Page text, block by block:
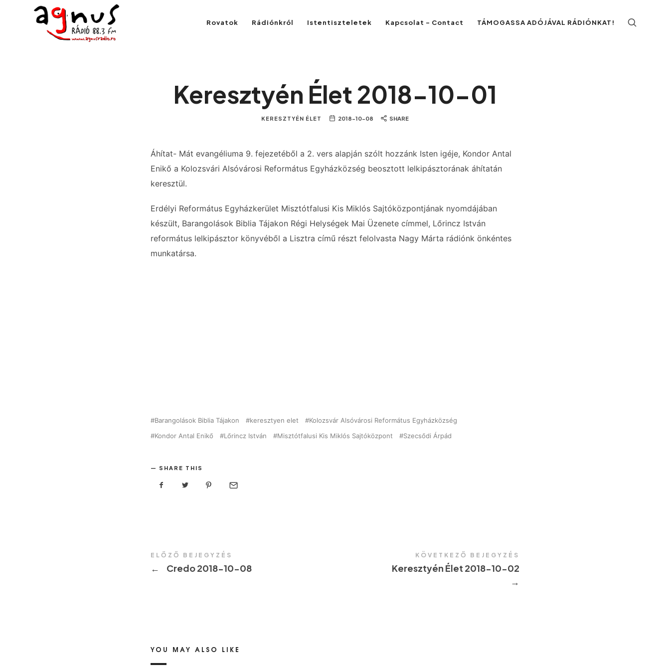
Agnus Rádió Rovatok Rádiónkról Istentiszteletek Kapcsolat – Contact TÁMOGASSA ADÓJÁVAL RÁDIÓNKAT!
Keresztyén Élet 2018-10-01
KERESZTYÉN ÉLET 2018-10-08 SHARE
Áhítat- Mát evangéliuma 9. fejezetéből a 2. vers alapján szólt hozzánk Isten igéje, Kondor Antal
Enikő a Kolozsvári Alsóvárosi Református Egyházközség beosztott lelkipásztorának áhítatán
keresztül.
Erdélyi Református Egyházkerület Misztótfalusi Kis Miklós Sajtóközpontjának nyomdájában
készült, Barangolások Biblia Tájakon Régi Helységek Mai Üzenete címmel, Lőrincz István
református lelkipásztor könyvéből a Lisztra című részt felolvasta Nagy Márta rádiónk önkéntes
munkatársa.
Barangolások Biblia Tájakon keresztyen elet
Kolozsvár Alsóvárosi Református Egyházközség
Kondor Antal Enikő
Lőrincz István Misztótfalusi Kis Miklós Sajtóközpont Szecsődi Árpád
SHARE THIS
ELŐZŐ BEJEGYZÉS
← Credo 2018-10-08
KÖVETKEZŐ BEJEGYZÉS
Keresztyén Élet 2018-10-02
→
YOU MAY ALSO LIKE